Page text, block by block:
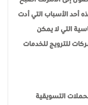
أحد الأسباب التي أدت
التي لا يمكن
للترويج للخدمات
التسويقية